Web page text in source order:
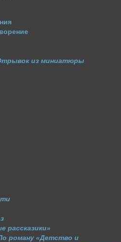
из миниатюры
рассказики»
роману «Детство и